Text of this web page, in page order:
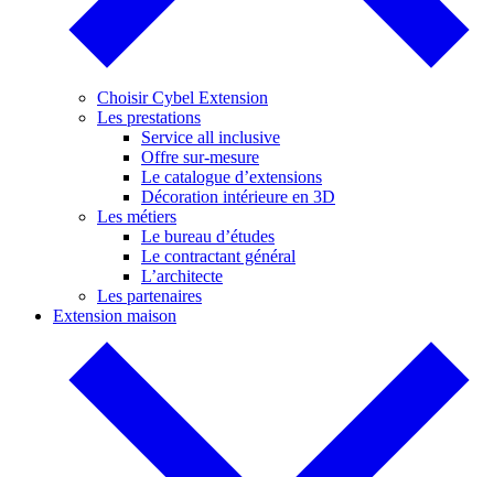
Choisir Cybel Extension
Les prestations
Service all inclusive
Offre sur-mesure
Le catalogue d’extensions
Décoration intérieure en 3D
Les métiers
Le bureau d’études
Le contractant général
L’architecte
Les partenaires
Extension maison